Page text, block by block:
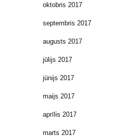
oktobris 2017
septembris 2017
augusts 2017
jūlijs 2017
jūnijs 2017
maijs 2017
aprīlis 2017
marts 2017